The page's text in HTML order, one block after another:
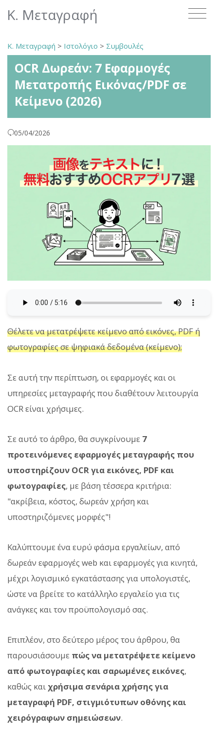
Κ. Μεταγραφή
Κ. Μεταγραφή > Ιστολόγιο > Συμβουλές
OCR Δωρεάν: 7 Εφαρμογές
Μετατροπής Εικόνας/PDF σε
Κείμενο (2026)
05/04/2026
Θέλετε να μετατρέψετε κείμενο από εικόνες, PDF ή
φωτογραφίες σε ψηφιακά δεδομένα (κείμενο);
Σε αυτή την περίπτωση, οι εφαρμογές και οι
υπηρεσίες μεταγραφής που διαθέτουν λειτουργία
OCR είναι χρήσιμες.
Σε αυτό το άρθρο, θα συγκρίνουμε 7
προτεινόμενες εφαρμογές μεταγραφής που
υποστηρίζουν OCR για εικόνες, PDF και
φωτογραφίες, με βάση τέσσερα κριτήρια:
"ακρίβεια, κόστος, δωρεάν χρήση και
υποστηριζόμενες μορφές"!
Καλύπτουμε ένα ευρύ φάσμα εργαλείων, από
δωρεάν εφαρμογές web και εφαρμογές για κινητά,
μέχρι λογισμικό εγκατάστασης για υπολογιστές,
ώστε να βρείτε το κατάλληλο εργαλείο για τις
ανάγκες και τον προϋπολογισμό σας.
Επιπλέον, στο δεύτερο μέρος του άρθρου, θα
παρουσιάσουμε πώς να μετατρέψετε κείμενο
από φωτογραφίες και σαρωμένες εικόνες,
καθώς και χρήσιμα σενάρια χρήσης για
μεταγραφή PDF, στιγμιότυπων οθόνης και
χειρόγραφων σημειώσεων.